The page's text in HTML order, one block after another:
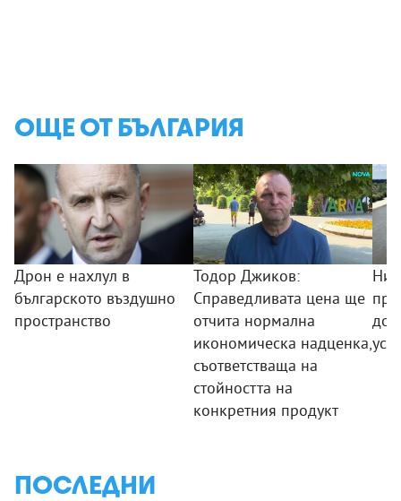
ОЩЕ ОТ БЪЛГАРИЯ
Дрон е нахлул в
българското въздушно
пространство
Тодор Джиков:
Справедливата цена ще
отчита нормална
икономическа надценка,
съответстваща на
стойността на
конкретния продукт
ПОСЛЕДНИ